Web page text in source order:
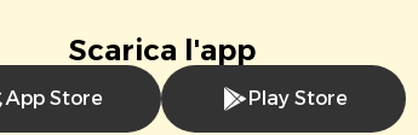
Scarica l'app
App Store Play Store